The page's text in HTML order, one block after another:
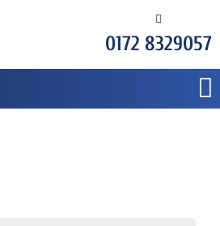
0172 8329057